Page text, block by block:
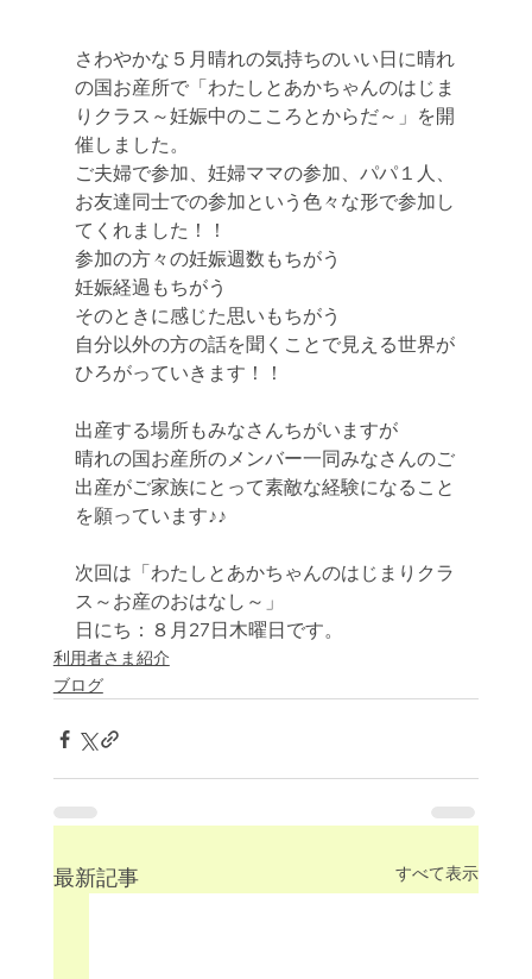
さわやかな５月晴れの気持ちのいい日に晴れ
の国お産所で「わたしとあかちゃんのはじま
りクラス～妊娠中のこころとからだ～」を開
催しました。
ご夫婦で参加、妊婦ママの参加、パパ１人、
お友達同士での参加という色々な形で参加し
てくれました！！
参加の方々の妊娠週数もちがう
妊娠経過もちがう
そのときに感じた思いもちがう
自分以外の方の話を聞くことで見える世界が
ひろがっていきます！！
出産する場所もみなさんちがいますが
晴れの国お産所のメンバー一同みなさんのご
出産がご家族にとって素敵な経験になること
を願っています♪♪
次回は「わたしとあかちゃんのはじまりクラ
ス～お産のおはなし～」
日にち：８月27日木曜日です。
利用者さま紹介
ブログ
最新記事 すべて表示